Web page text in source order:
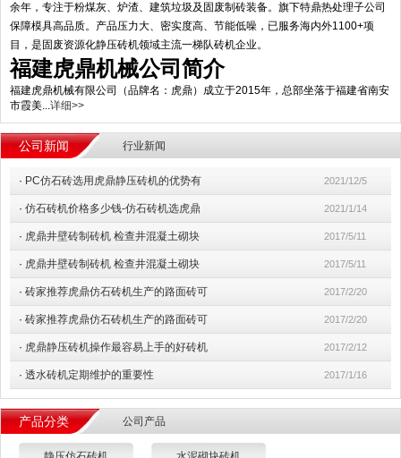
余年，专注于粉煤灰、炉渣、建筑垃圾及固废制砖装备。旗下特鼎热处理子公司
保障模具高品质。产品压力大、密实度高、节能低噪，已服务海内外1100+项
目，是固废资源化静压砖机领域主流一梯队砖机企业。
福建虎鼎机械公司简介
福建虎鼎机械有限公司（品牌名：虎鼎）成立于2015年，总部坐落于福建省南安
市霞美...详细>>
公司新闻 行业新闻
· PC仿石砖选用虎鼎静压砖机的优势有 2021/12/5
· 仿石砖机价格多少钱-仿石砖机选虎鼎 2021/1/14
· 虎鼎井壁砖制砖机 检查井混凝土砌块 2017/5/11
· 虎鼎井壁砖制砖机 检查井混凝土砌块 2017/5/11
· 砖家推荐虎鼎仿石砖机生产的路面砖可 2017/2/20
· 砖家推荐虎鼎仿石砖机生产的路面砖可 2017/2/20
· 虎鼎静压砖机操作最容易上手的好砖机 2017/2/12
· 透水砖机定期维护的重要性 2017/1/16
产品分类 公司产品